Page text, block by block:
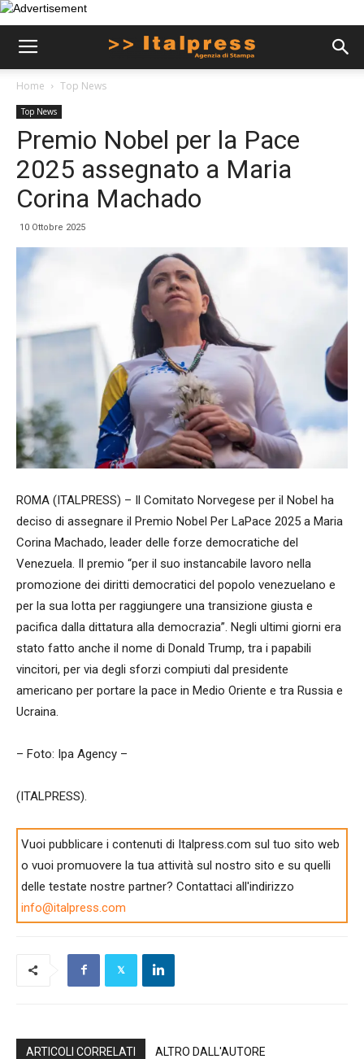
Home Top News
Top News
Premio Nobel per la Pace
2025 assegnato a Maria
Corina Machado
10 Ottobre 2025
ROMA (ITALPRESS) – Il Comitato Norvegese per il Nobel ha
deciso di assegnare il Premio Nobel Per LaPace 2025 a Maria
Corina Machado, leader delle forze democratiche del
Venezuela. Il premio “per il suo instancabile lavoro nella
promozione dei diritti democratici del popolo venezuelano e
per la sua lotta per raggiungere una transizione giusta e
pacifica dalla dittatura alla democrazia”. Negli ultimi giorni era
stato fatto anche il nome di Donald Trump, tra i papabili
vincitori, per via degli sforzi compiuti dal presidente
americano per portare la pace in Medio Oriente e tra Russia e
Ucraina.
– Foto: Ipa Agency –
(ITALPRESS).
Vuoi pubblicare i contenuti di Italpress.com sul tuo sito web
o vuoi promuovere la tua attività sul nostro sito e su quelli
delle testate nostre partner? Contattaci all'indirizzo
info@italpress.com
ARTICOLI CORRELATI ALTRO DALL'AUTORE